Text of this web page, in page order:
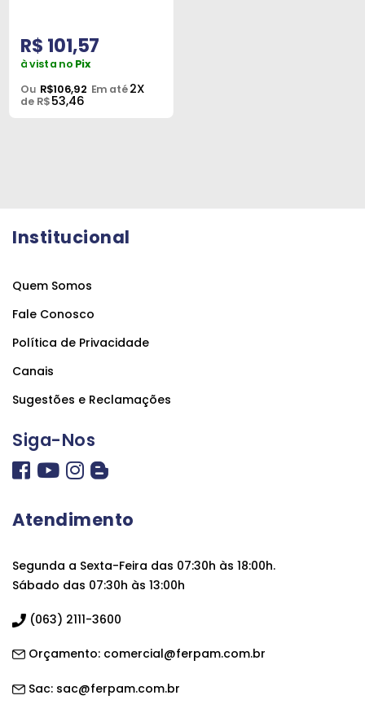
R$ 101,57
à vista no Pix
Ou R$106,92 Em até2X
de R$53,46
Institucional
Quem Somos
Fale Conosco
Política de Privacidade
Canais
Sugestões e Reclamações
Siga-Nos
Atendimento
Segunda a Sexta-Feira das 07:30h às 18:00h.
Sábado das 07:30h às 13:00h
(063) 2111-3600
Orçamento: comercial@ferpam.com.br
Sac: sac@ferpam.com.br